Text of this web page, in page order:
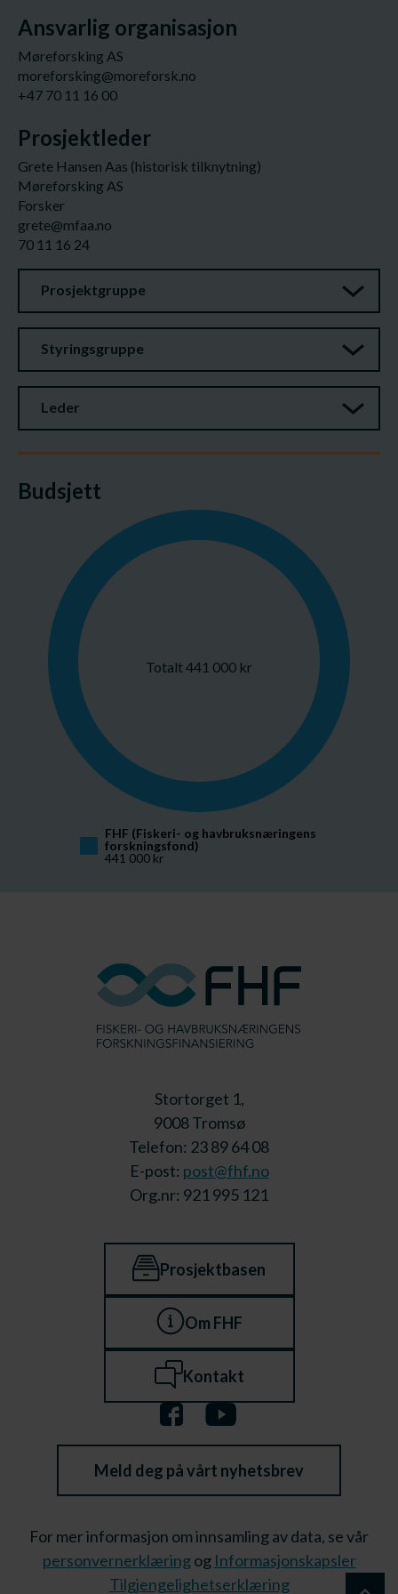
Ansvarlig organisasjon
Møreforsking AS
moreforsking@moreforsk.no
+47 70 11 16 00
Prosjektleder
Grete Hansen Aas (historisk tilknytning)
Møreforsking AS
Forsker
grete@mfaa.no
70 11 16 24
Prosjektgruppe
Styringsgruppe
Leder
Budsjett
Totalt 441 000 kr
FHF (Fiskeri- og havbruksnæringens
forskningsfond)
441 000 kr
Stortorget 1,
9008 Tromsø
Telefon: 23 89 64 08
E-post: post@fhf.no
Org.nr: 921 995 121
Prosjektbasen
Om FHF
Kontakt
Meld deg på vårt nyhetsbrev
For mer informasjon om innsamling av data, se vår
personvernerklæringog Informasjonskapsler
Tilgjengelighetserklæring